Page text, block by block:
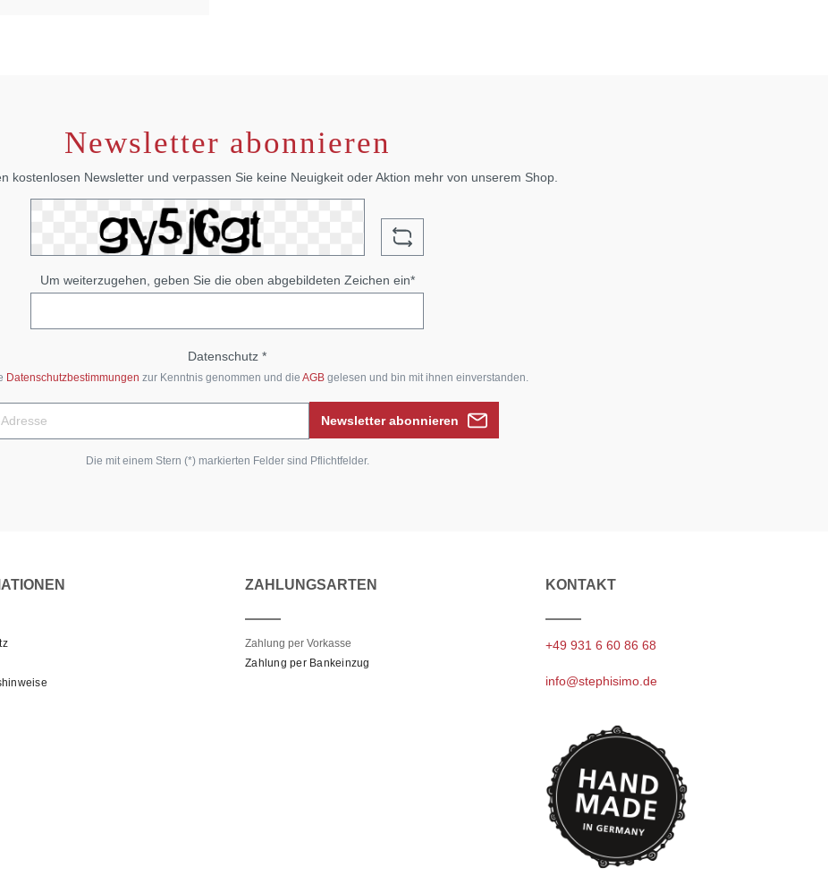
Newsletter abonnieren
kostenlosen Newsletter und verpassen Sie keine Neuigkeit oder Aktion mehr von unserem Shop.
Um weiterzugehen, geben Sie die oben abgebildeten Zeichen ein*
Datenschutz *
Datenschutzbestimmungen zur Kenntnis genommen und die AGBgelesen und bin mit ihnen einverstanden.
Newsletter abonnieren
Die mit einem Stern (*) markierten Felder sind Pflichtfelder.
ZAHLUNGSARTEN
Zahlung per Vorkasse
Zahlung per Bankeinzug
KONTAKT
+49 931 6 60 86 68
info@stephisimo.de